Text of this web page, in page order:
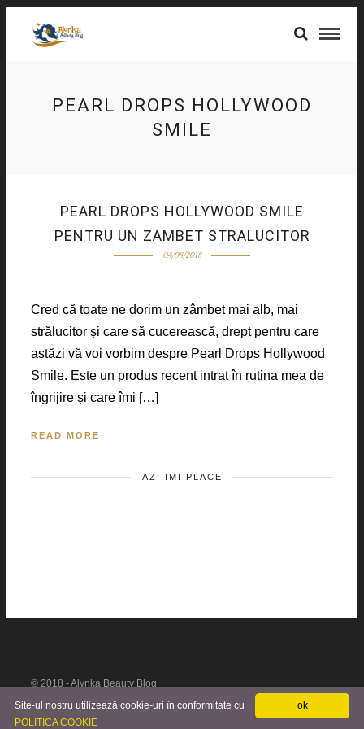
PEARL DROPS HOLLYWOOD
SMILE
PEARL DROPS HOLLYWOOD SMILE
PENTRU UN ZAMBET STRALUCITOR
04/08/2018
Cred că toate ne dorim un zâmbet mai alb, mai
strălucitor și care să cucerească, drept pentru care
astăzi vă voi vorbim despre Pearl Drops Hollywood
Smile. Este un produs recent intrat în rutina mea de
îngrijire și care îmi […]
READ MORE
AZI IMI PLACE
© 2018 - Alynka Beauty Blog
ok
Site-ul nostru utilizează cookie-uri în conformitate cu
POLITICA COOKIE